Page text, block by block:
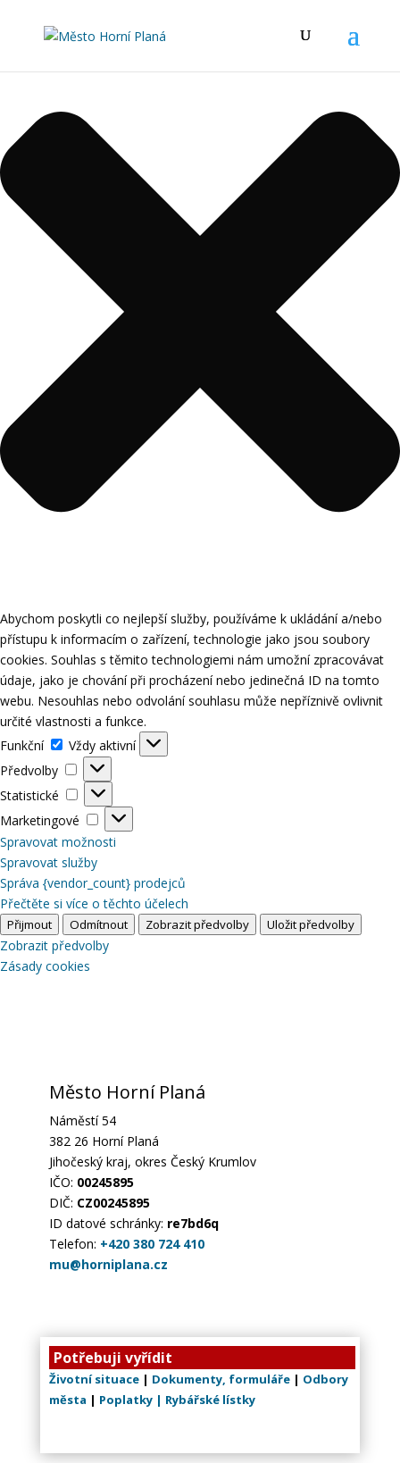
Abychom poskytli co nejlepší služby, používáme k ukládání a/nebo
přístupu k informacím o zařízení, technologie jako jsou soubory
cookies. Souhlas s těmito technologiemi nám umožní zpracovávat
údaje, jako je chování při procházení nebo jedinečná ID na tomto
webu. Nesouhlas nebo odvolání souhlasu může nepříznivě ovlivnit
určité vlastnosti a funkce.
Funkční
Funkční
Vždy aktivní
Předvolby
Předvolby
Statistické
Statistické
Marketingové
Marketingové
Spravovat možnosti
Spravovat služby
Správa {vendor_count} prodejců
Přečtěte si více o těchto účelech
Přijmout Odmítnout Zobrazit předvolby Uložit předvolby
Zobrazit předvolby
Zásady cookies
Město Horní Planá
Náměstí 54
382 26 Horní Planá
Jihočeský kraj, okres Český Krumlov
IČO: 00245895
DIČ: CZ00245895
ID datové schránky: re7bd6q
Telefon: +420 380 724 410
mu@horniplana.cz
Potřebuji vyřídit
Životní situace| Dokumenty, formuláře| Odbory
města | Poplatky | Rybářské lístky